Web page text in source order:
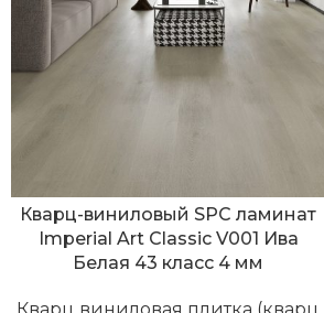
Кварц-виниловый SPC ламинат
Imperial Art Classic V001 Ива
Белая 43 класс 4 мм